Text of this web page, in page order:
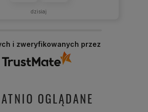
dzisiaj
i zweryfikowanych przez
OGLĄDANE